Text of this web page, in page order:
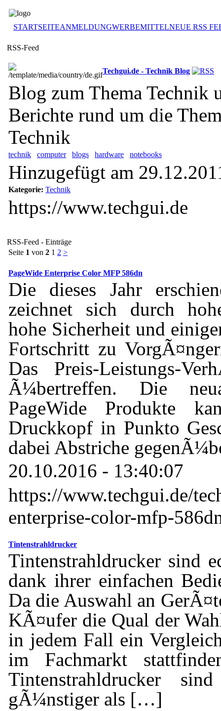
STARTSEITEANMELDUNGWERBEMITTELNEUE RSS
RSS-Feed
Techgui.de - Technik Blog
Blog zum Thema
Berichte rund um die
Technik
technik computer blogs hardware notebooks
Hinzugefügt am
Kategorie: Technik
https://www.techgui.de
RSS-Feed - Einträge
Seite 1 von 2 1 2 >
PageWide Enterprise Color MFP 586dn
Die dieses Jahr
zeichnet sich durch
hohe Sicherheit und
Fortschritt zu
Das Preis-Leistungs-
Ã¼bertreffen. Die
PageWide Produkte
Druckkopf in Punkto
dabei Abstriche
20.10.2016 - 13:40:07
https://www.techgui.de/
enterprise-color-mfp-
Tintenstrahldrucker
Tintenstrahldrucker sind
dank ihrer einfachen
Da die Auswahl an
KÃ¤ufer die Qual der
in jedem Fall ein
im Fachmarkt
Tintenstrahldrucker
gÃ¼nstiger als […]